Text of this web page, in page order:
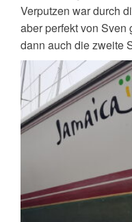
Verputzen war durch
aber perfekt von
dann auch die zweite